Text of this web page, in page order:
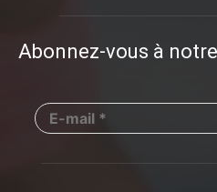
Abonnez-vous à